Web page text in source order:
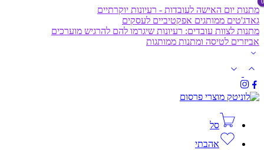
מתנות יום האישה לעובדות - רעיונות יוקרתיים
גאדג'טים ממותגים אפקטיביים לעסקים
מתנות לצוות עובדים: רעיונות שיגרמו להם להרגיש מוערכים
אביזרים לטיסה ומתנות ממותגות
סל
אהבתי